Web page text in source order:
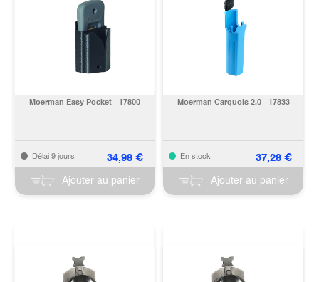
Moerman Easy Pocket - 17800
Délai 9 jours 34,98€
Ajouter au panier
Moerman Carquois 2.0 - 17833
En stock 37,28€
Ajouter au panier